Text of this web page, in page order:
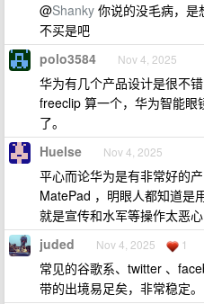
@Shanky 你说的没毛病，是
不买是吧
polo3584 Nov 4, 2025
华为有几个产品设计是很不
freeclip 算一个，华为智能眼
了。
Huelse Nov 4, 2025
平心而论华为是有非常好的
MatePad ，明眼人都知道是
就是宣传和水军等操作太恶心
juded Nov 4, 2025 1
常见的谷歌系、twitter 、
带的出境易足矣，非常稳定。